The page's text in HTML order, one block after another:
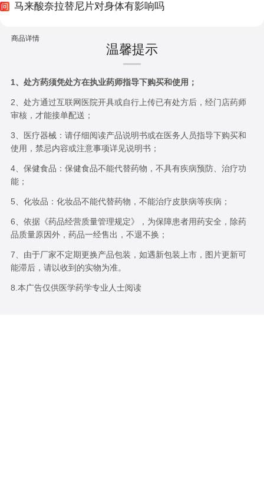
马来酸奈拉替尼片对身体有影响吗
商品详情
温馨提示
1、处方药须凭处方在执业药师指导下购买和使用；
2、处方通过互联网医院开具或自行上传已有处方后，经门店药师
审核，才能接单配送；
3、医疗器械：请仔细阅读产品说明书或在医务人员指导下购买和
使用，禁忌内容或注意事项详见说明书；
4、保健食品：保健食品不能代替药物，不具有疾病预防、治疗功
能；
5、化妆品：化妆品不能代替药物，不能治疗皮肤病等疾病；
6、依据《药品经营质量管理规定》，为保障患者用药安全，除药
品质量原因外，药品一经售出，不退不换；
7、由于厂家不定期更换产品包装，如遇新包装上市，图片更新可
能滞后，请以收到的实物为准。
8.本广告仅供医学药学专业人士阅读